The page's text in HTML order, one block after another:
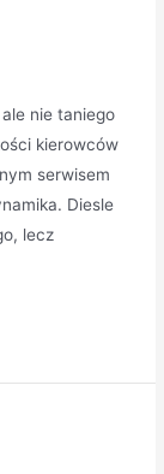
nie taniego
kierowców
serwisem
Diesle
lecz